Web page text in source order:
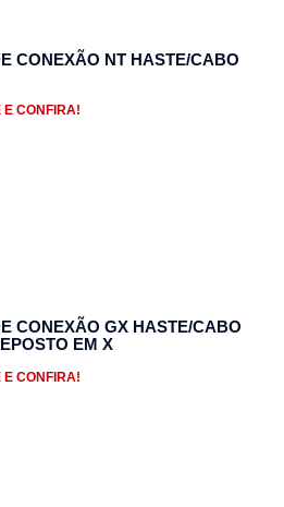
CONEXÃO NT HASTE/CABO
E CONFIRA!
CONEXÃO GX HASTE/CABO
EM X
E CONFIRA!